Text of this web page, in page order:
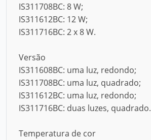
IS311708BC: 8 W;
IS311612BC: 12 W;
IS311716BC: 2 x 8 W.
Versão
IS311608BC: uma luz, redondo;
IS311708BC: uma luz, quadrado;
IS311612BC: uma luz, redondo;
IS311716BC: duas luzes, quadrado.
Temperatura de cor